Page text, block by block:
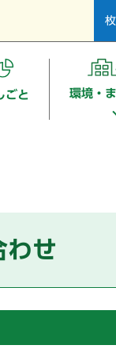
ごと 環境・
わせ